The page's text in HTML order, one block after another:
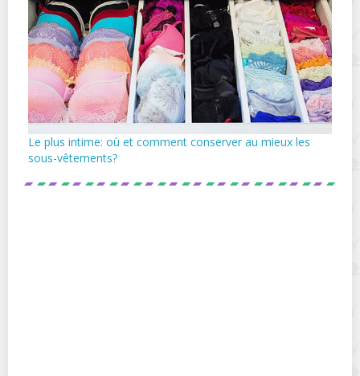
Le plus intime: où et comment conserver au mieux les
sous-vêtements?